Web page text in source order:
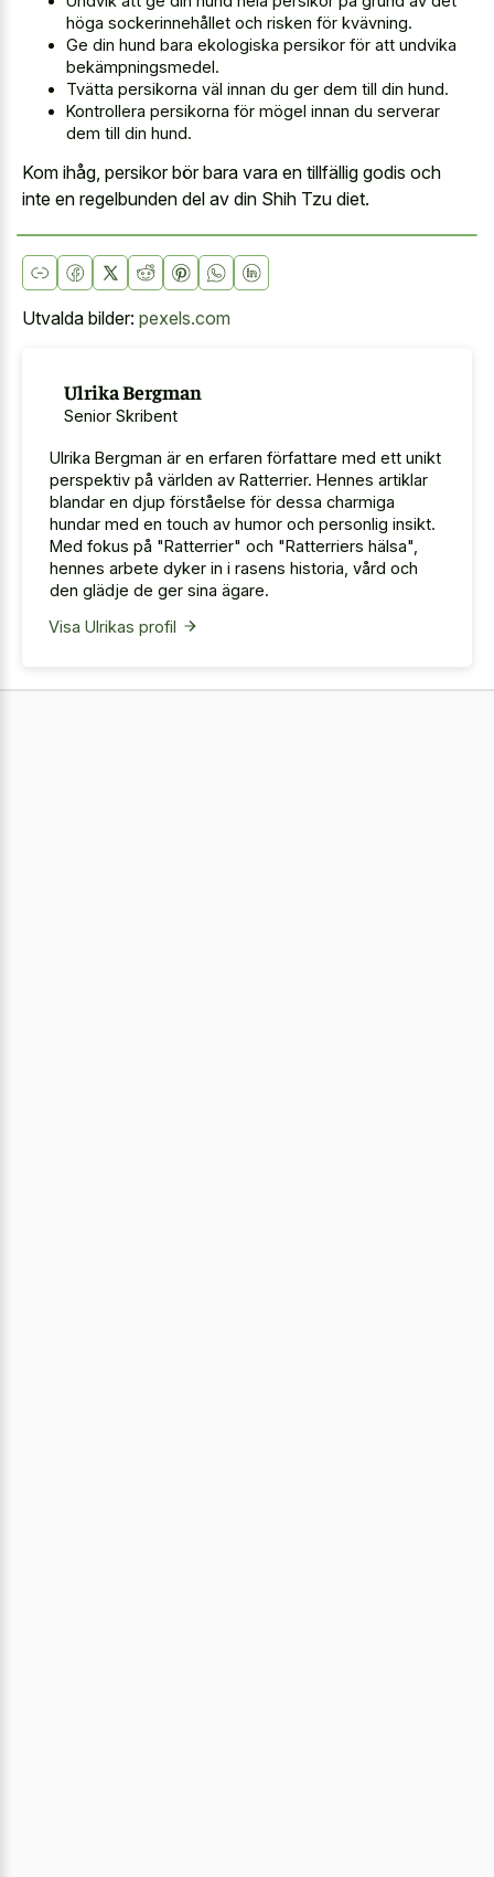
höga sockerinnehållet och risken för kvävning.
Ge din hund bara ekologiska persikor för att undvika
bekämpningsmedel.
Tvätta persikorna väl innan du ger dem till din hund.
Kontrollera persikorna för mögel innan du serverar
dem till din hund.
Kom ihåg, persikor bör bara vara en tillfällig godis och
inte en regelbunden del av din Shih Tzu diet.
Utvalda bilder: pexels.com
Ulrika Bergman
Senior Skribent
Ulrika Bergman är en erfaren författare med ett unikt
perspektiv på världen av Ratterrier. Hennes artiklar
blandar en djup förståelse för dessa charmiga
hundar med en touch av humor och personlig insikt.
Med fokus på "Ratterrier" och "Ratterriers hälsa",
hennes arbete dyker in i rasens historia, vård och
den glädje de ger sina ägare.
Visa Ulrikas profil